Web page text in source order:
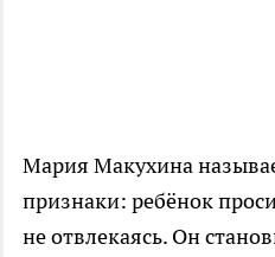
Мария Макухина
признаки: ребёнок
не отвлекаясь. Он